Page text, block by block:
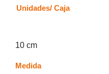
Unidades/ Caja
10 cm
Medida